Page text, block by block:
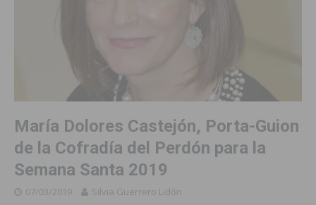
María Dolores Castejón, Porta-Guion
de la Cofradía del Perdón para la
Semana Santa 2019
07/03/2019 Silvia Guerrero Lidón